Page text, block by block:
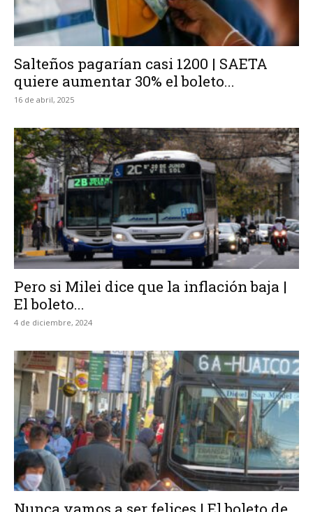
Salteños pagarían casi 1200 | SAETA
quiere aumentar 30% el boleto...
16 de abril, 2025
Pero si Milei dice que la inflación baja |
El boleto...
4 de diciembre, 2024